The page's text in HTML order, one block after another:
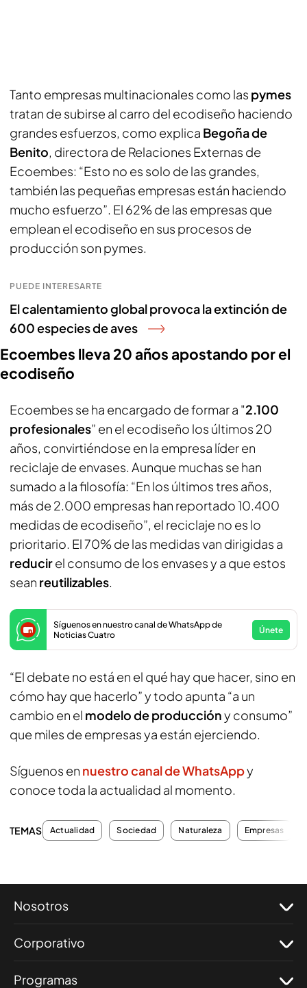
Tanto empresas multinacionales como las pymes
tratan de subirse al carro del ecodiseño haciendo
grandes esfuerzos, como explica Begoña de
Benito, directora de Relaciones Externas de
Ecoembes: “Esto no es solo de las grandes,
también las pequeñas empresas están haciendo
mucho esfuerzo”. El 62% de las empresas que
emplean el ecodiseño en sus procesos de
producción son pymes.
PUEDE INTERESARTE
El calentamiento global provoca la extinción de
600 especies de aves
Ecoembes lleva 20 años apostando por el
ecodiseño
Ecoembes se ha encargado de formar a "2.100
profesionales” en el ecodiseño los últimos 20
años, convirtiéndose en la empresa líder en
reciclaje de envases. Aunque muchas se han
sumado a la filosofía: “En los últimos tres años,
más de 2.000 empresas han reportado 10.400
medidas de ecodiseño”, el reciclaje no es lo
prioritario. El 70% de las medidas van dirigidas a
reducirel consumo de los envases y a que estos
sean reutilizables.
Síguenos en nuestro canal de WhatsApp de
Noticias Cuatro
Únete
“El debate no está en el qué hay que hacer, sino en
cómo hay que hacerlo” y todo apunta “a un
cambio en el modelo de produccióny consumo”
que miles de empresas ya están ejerciendo.
Síguenos en nuestro canal de WhatsAppy
conoce toda la actualidad al momento.
TEMAS Actualidad Sociedad Naturaleza Empresas
Nosotros
Corporativo
Programas